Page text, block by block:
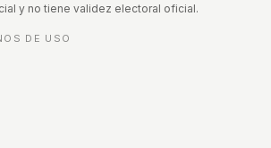
y no tiene validez electoral oficial.
DE USO